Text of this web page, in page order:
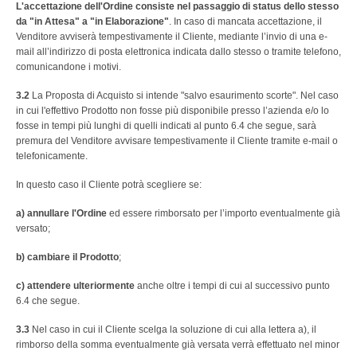
L'accettazione dell'Ordine consiste nel passaggio di status dello stesso
da "in Attesa" a "in Elaborazione". In caso di mancata accettazione, il
Venditore avviserà tempestivamente il Cliente, mediante l’invio di una e-
mail all’indirizzo di posta elettronica indicata dallo stesso o tramite telefono,
comunicandone i motivi.
3.2 La Proposta di Acquisto si intende "salvo esaurimento scorte". Nel caso
in cui l'effettivo Prodotto non fosse più disponibile presso l’azienda e/o lo
fosse in tempi più lunghi di quelli indicati al punto 6.4 che segue, sarà
premura del Venditore avvisare tempestivamente il Cliente tramite e-mail o
telefonicamente.
In questo caso il Cliente potrà scegliere se:
a) annullare l'Ordine ed essere rimborsato per l’importo eventualmente già
versato;
b) cambiare il Prodotto;
c) attendere ulteriormente anche oltre i tempi di cui al successivo punto
6.4 che segue.
3.3 Nel caso in cui il Cliente scelga la soluzione di cui alla lettera a), il
rimborso della somma eventualmente già versata verrà effettuato nel minor